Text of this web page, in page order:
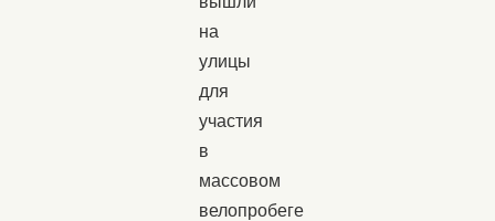
на
улицы
для
участия
в
массовом
велопробеге